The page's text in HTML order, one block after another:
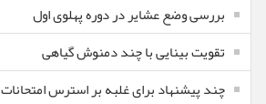
بررسی وضع عشایر در دوره پهلوی اول
تقویت بینایی با چند دمنوش گیاهی
چند پیشنهاد برای غلبه بر استرس امتحانات